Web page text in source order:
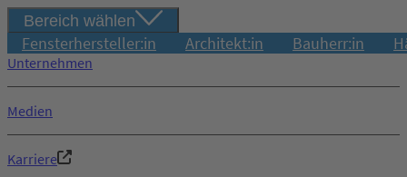
Bereich wählen
Fensterhersteller:in Architekt:in Bauherr:in
Unternehmen
Medien
Karriere